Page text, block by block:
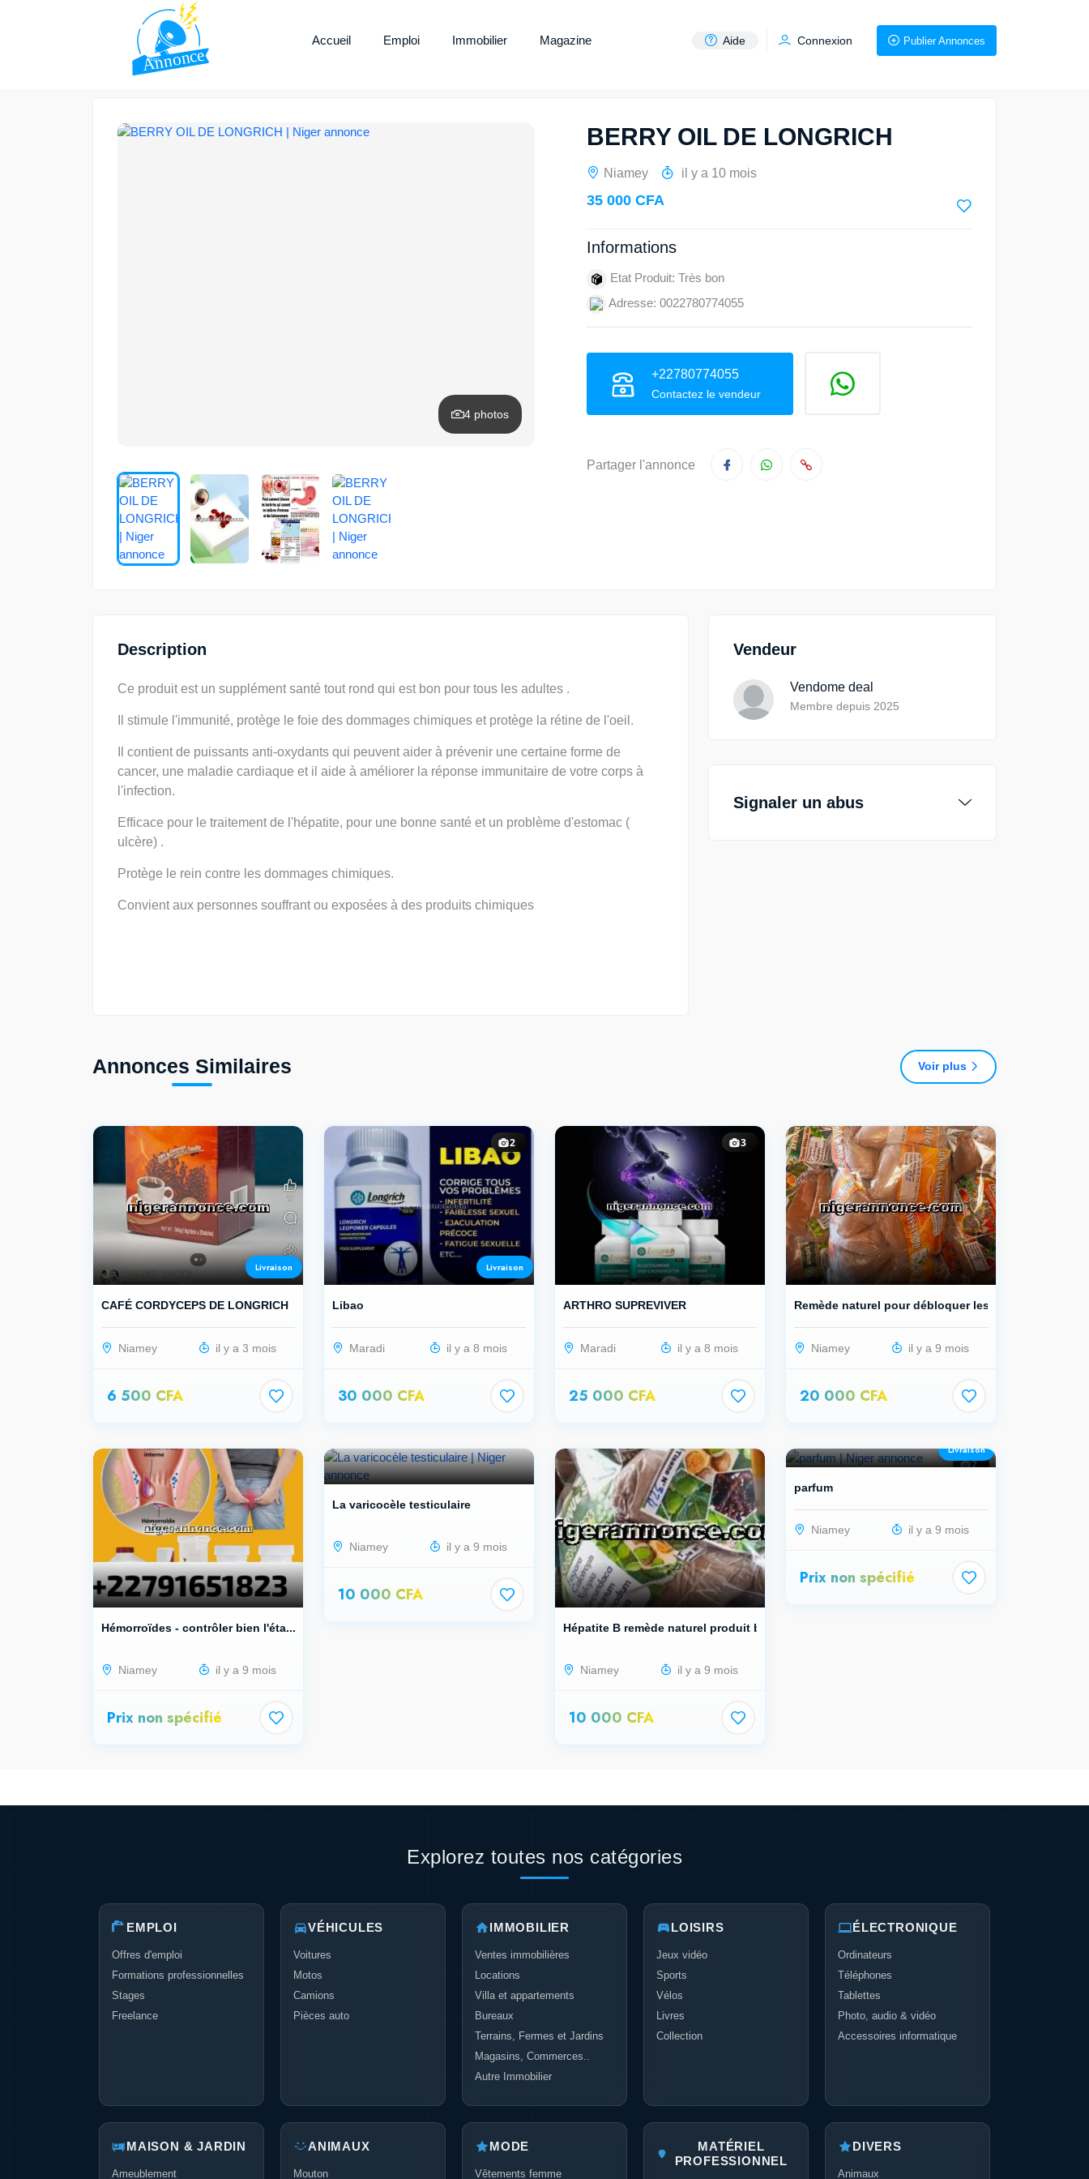
Accueil Emploi Immobilier Magazine Aide Connexion Publier Annonces
4 photos
BERRY OIL DE LONGRICH
Niamey il y a 10 mois
35 000 CFA
Informations
Etat Produit: Très bon
Adresse: 0022780774055
+22780774055
Contactez le vendeur
Partager l'annonce
Description
Ce produit est un supplément santé tout rond qui est bon pour tous les adultes .
Il stimule l'immunité, protège le foie des dommages chimiques et protège la rétine de l'oeil.
Il contient de puissants anti-oxydants qui peuvent aider à prévenir une certaine forme de
cancer, une maladie cardiaque et il aide à améliorer la réponse immunitaire de votre corps à
l'infection.
Efficace pour le traitement de l'hépatite, pour une bonne santé et un problème d'estomac (
ulcère) .
Protège le rein contre les dommages chimiques.
Convient aux personnes souffrant ou exposées à des produits chimiques
Vendeur
Vendome deal
Membre depuis 2025
Signaler un abus
Annonces Similaires Voir plus
Livraison
CAFÉ CORDYCEPS DE LONGRICH
Niamey il y a 3 mois
6 500 CFA
2
Livraison
Libao
Maradi il y a 8 mois
30 000 CFA
3
ARTHRO SUPREVIVER
Maradi il y a 8 mois
25 000 CFA
Remède naturel pour débloquer les t...
Niamey il y a 9 mois
20 000 CFA
Hémorroïdes - contrôler bien l'éta...
Niamey il y a 9 mois
Prix non spécifié
La varicocèle testiculaire
Niamey il y a 9 mois
10 000 CFA
Hépatite B remède naturel produit b...
Niamey il y a 9 mois
10 000 CFA
2
Livraison
parfum
Niamey il y a 9 mois
Prix non spécifié
Explorez toutes nos catégories
EMPLOI
Offres d'emploi
Formations professionnelles
Stages
Freelance
VÉHICULES
Voitures
Motos
Camions
Pièces auto
IMMOBILIER
Ventes immobilières
Locations
Villa et appartements
Bureaux
Terrains, Fermes et Jardins
Magasins, Commerces..
Autre Immobilier
LOISIRS
Jeux vidéo
Sports
Vélos
Livres
Collection
ÉLECTRONIQUE
Ordinateurs
Téléphones
Tablettes
Photo, audio & vidéo
Accessoires informatique
MAISON & JARDIN
Ameublement
ANIMAUX
Mouton
MODE
Vêtements femme
MATÉRIEL
PROFESSIONNEL
DIVERS
Animaux